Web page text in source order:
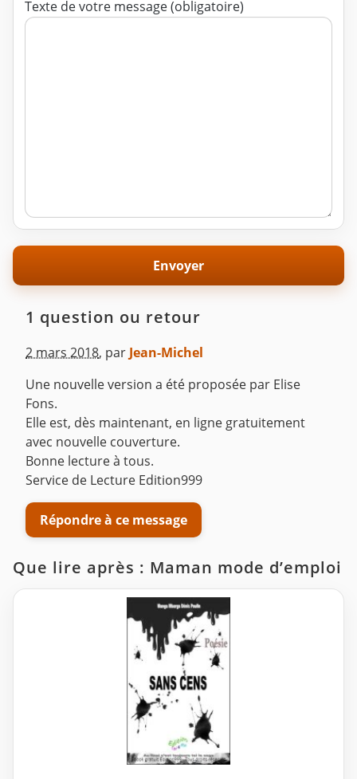
Texte de votre message (obligatoire)
1 question ou retour
2 mars 2018, par Jean-Michel
Une nouvelle version a été proposée par Elise
Fons.
Elle est, dès maintenant, en ligne gratuitement
avec nouvelle couverture.
Bonne lecture à tous.
Service de Lecture Edition999
Répondre à ce message
Que lire après : Maman mode d’emploi